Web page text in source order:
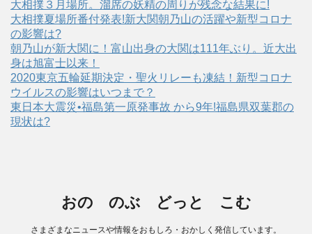
大相撲３月場所。溜席の妖精の周りが残念な結果に!
大相撲夏場所番付発表!新大関朝乃山の活躍や新型コロナ
の影響は?
朝乃山が新大関に！富山出身の大関は111年ぶり。近大出
身は旭富士以来！
2020東京五輪延期決定・聖火リレーも凍結！新型コロナ
ウイルスの影響はいつまで？
東日本大震災•福島第一原発事故 から9年!福島県双葉郡の
現状は?
おの のぶ どっと こむ
さまざまなニュースや情報をおもしろ・おかしく発信しています。